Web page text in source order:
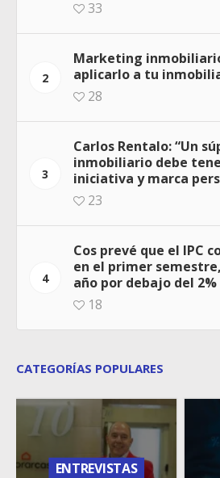
33
2
Marketing
aplicarlo a tu
28
3
Carlos Rentalo: “Un
inmobiliario debe
iniciativa y marca
23
4
Cos prevé que el IPC
en el primer
año por debajo del 2%
18
CATEGORÍAS POPULARES
ENTREVISTAS